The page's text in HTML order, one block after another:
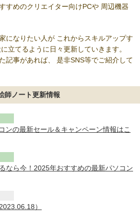
すめのクリエイター向けPCや 周辺機器
になりたい人が これからスキルアップす
立てるように日々更新していきます。
記事があれば、
是非SNS等でご紹介して
師ノート更新情報
ンの最新セール＆キャンペーン情報はこ
なら今！2025年おすすめの最新パソコン
2023.06.18）